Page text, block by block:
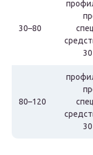
30–80
80–120